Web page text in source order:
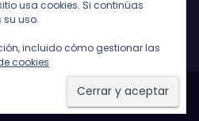
Tema: Newses deThemeansar
usa cookies. Si continúas
uso.
incluido cómo gestionar las
cookies